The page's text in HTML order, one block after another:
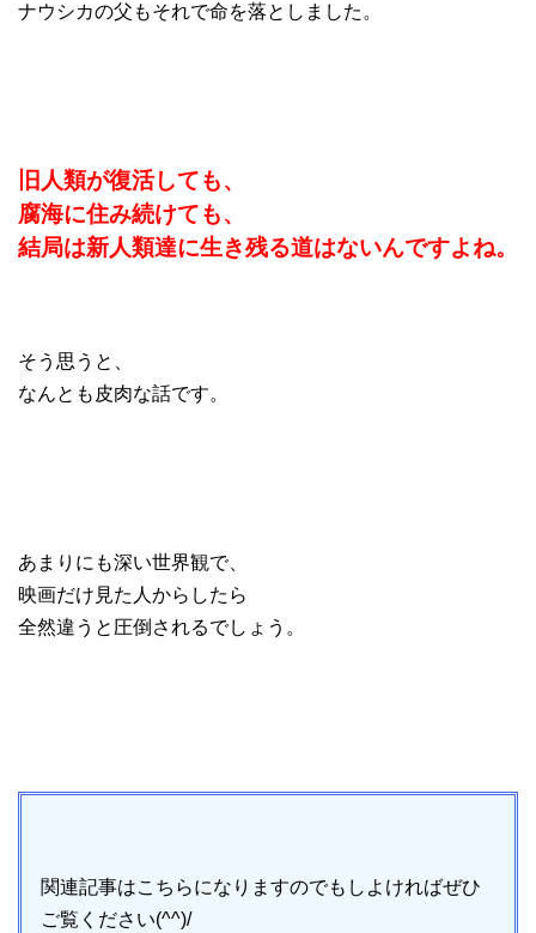
ナウシカの父もそれで命を落としました。
旧人類が復活しても、
腐海に住み続けても、
結局は新人類達に生き残る道はないんですよね。
そう思うと、
なんとも皮肉な話です。
あまりにも深い世界観で、
映画だけ見た人からしたら
全然違うと圧倒されるでしょう。
関連記事はこちらになりますのでもしよければぜひ
ご覧ください(^^)/